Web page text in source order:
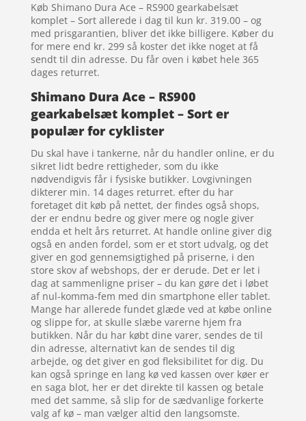
Køb Shimano Dura Ace – RS900 gearkabelsæt
komplet – Sort allerede i dag til kun kr. 319.00 – og
med prisgarantien, bliver det ikke billigere. Køber du
for mere end kr. 299 så koster det ikke noget at få
sendt til din adresse. Du får oven i købet hele 365
dages returret.
Shimano Dura Ace – RS900
gearkabelsæt komplet – Sort er
populær for cyklister
Du skal have i tankerne, når du handler online, er du
sikret lidt bedre rettigheder, som du ikke
nødvendigvis får i fysiske butikker. Lovgivningen
dikterer min. 14 dages returret. efter du har
foretaget dit køb på nettet, der findes også shops,
der er endnu bedre og giver mere og nogle giver
endda et helt års returret. At handle online giver dig
også en anden fordel, som er et stort udvalg, og det
giver en god gennemsigtighed på priserne, i den
store skov af webshops, der er derude. Det er let i
dag at sammenligne priser – du kan gøre det i løbet
af nul-komma-fem med din smartphone eller tablet.
Mange har allerede fundet glæde ved at købe online
og slippe for, at skulle slæbe varerne hjem fra
butikken. Når du har købt dine varer, sendes de til
din adresse, alternativt kan de sendes til dig
arbejde, og det giver en god fleksibilitet for dig. Du
kan også springe en lang kø ved kassen over køer er
en saga blot, her er det direkte til kassen og betale
med det samme, så slip for de sædvanlige forkerte
valg af kø – man vælger altid den langsomste.